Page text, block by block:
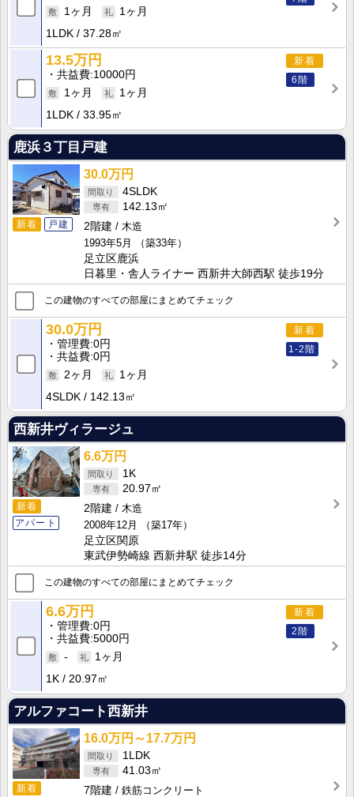
1ヶ月
1ヶ月
1LDK
37.28㎡
新着
6階
13.5万円
共益費 10000円
1ヶ月
1ヶ月
1LDK
33.95㎡
鹿浜３丁目戸建
新着 戸建
30.0万円
4SLDK
142.13㎡
2階建
木造
1993年5月
（築33年）
足立区鹿浜
日暮里・舎人ライナー 西新井大師西駅 徒歩19分
この建物のすべての部屋にまとめてチェック
新着
1-2階
30.0万円
管理費 0円
共益費 0円
2ヶ月
1ヶ月
4SLDK
142.13㎡
西新井ヴィラージュ
新着
アパート
6.6万円
1K
20.97㎡
2階建
木造
2008年12月
（築17年）
足立区関原
東武伊勢崎線 西新井駅 徒歩14分
この建物のすべての部屋にまとめてチェック
新着
2階
6.6万円
管理費 0円
共益費 5000円
-
1ヶ月
1K
20.97㎡
アルファコート西新井
新着
16.0万円～17.7万円
1LDK
41.03㎡
7階建
鉄筋コンクリート